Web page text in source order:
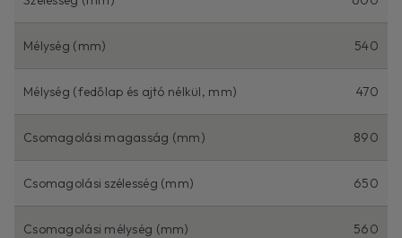
Mélység (mm) 540
Mélység (fedőlap és ajtó nélkül, mm) 470
Csomagolási magasság (mm) 890
Csomagolási szélesség (mm) 650
Csomagolási mélység (mm) 560